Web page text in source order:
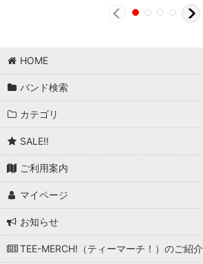
HOME
バンド検索
カテゴリ
SALE!!
ご利用案内
マイページ
お知らせ
TEE-MERCH!（ティーマーチ！）のご紹介